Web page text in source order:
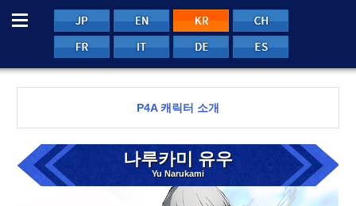
KR
P4A 캐릭터 소개
나루카미 유우
Yu Narukami